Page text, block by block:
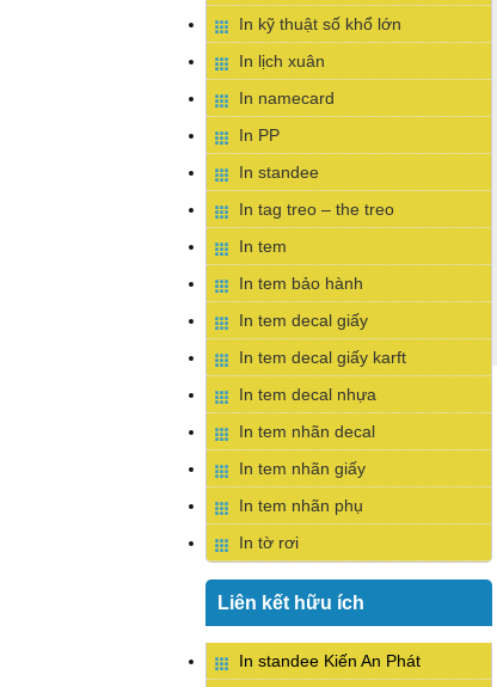
In kỹ thuật số khổ lớn
In lịch xuân
In namecard
In PP
In standee
In tag treo – the treo
In tem
In tem bảo hành
In tem decal giấy
In tem decal giấy karft
In tem decal nhựa
In tem nhãn decal
In tem nhãn giấy
In tem nhãn phụ
In tờ rơi
Liên kết hữu ích
In standee Kiến An Phát